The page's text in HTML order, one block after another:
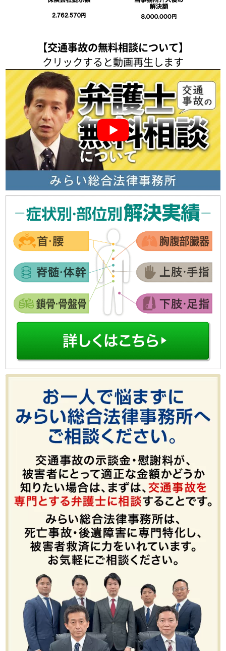
【交通事故の無料相談について】
クリックすると動画再生します